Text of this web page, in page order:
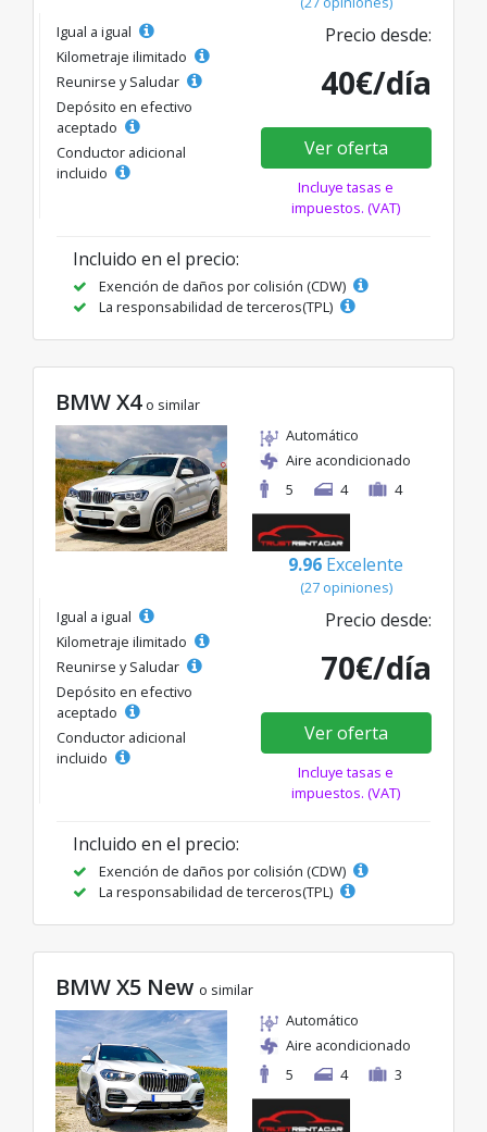
Igual a igual
Kilometraje ilimitado
Reunirse y Saludar
Depósito en efectivo
aceptado
Conductor adicional
incluido
Precio desde:
40€/día
Ver oferta
Incluye tasas e
impuestos. (VAT)
Incluido en el precio:
Exención de daños por colisión (CDW)
La responsabilidad de terceros(TPL)
BMW X4 o similar
Automático
Aire acondicionado
5
4 4
9.96 Excelente
(27 opiniones)
Igual a igual
Kilometraje ilimitado
Reunirse y Saludar
Depósito en efectivo
aceptado
Conductor adicional
incluido
Precio desde:
70€/día
Ver oferta
Incluye tasas e
impuestos. (VAT)
Incluido en el precio:
Exención de daños por colisión (CDW)
La responsabilidad de terceros(TPL)
BMW X5 New o similar
Automático
Aire acondicionado
5
4 3